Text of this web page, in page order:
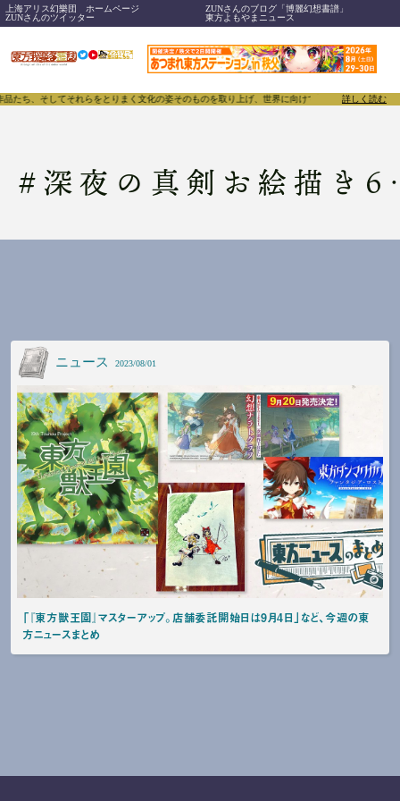
上海アリス幻樂団 ホームページ
ZUNさんのブログ「博麗幻想書譜」
ZUNさんのツイッター
東方よもやまニュース
、そしてそれらをとりまく文化の姿そのものを取り上げ、世界に向けて誇らしく発信するこ
詳しく読む
# 深夜の真剣お絵描き60分一本勝負
ニュース 2023/08/01
「『東方獣王園』マスターアップ。店舗委託開始日は9月4日」など、今週の東
方ニュースまとめ